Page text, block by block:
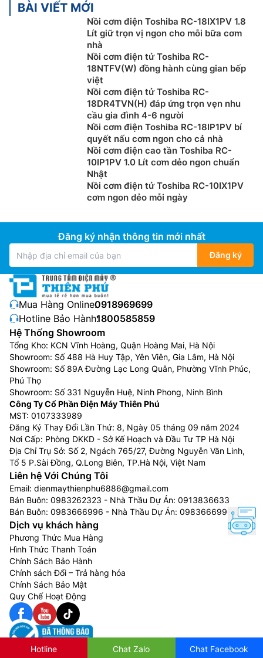
BÀI VIẾT MỚI
Nồi cơm điện Toshiba RC-18IX1PV 1.8
Lít giữ trọn vị ngon cho mỗi bữa cơm
nhà
Nồi cơm điện tử Toshiba RC-
18NTFV(W) đồng hành cùng gian bếp
việt
Nồi cơm điện tử Toshiba RC-
18DR4TVN(H) đáp ứng trọn vẹn nhu
cầu gia đình 4-6 người
Nồi cơm điện Toshiba RC-18IP1PV bí
quyết nấu cơm ngon cho cả nhà
Nồi cơm điện cao tần Toshiba RC-
10IP1PV 1.0 Lít cơm dẻo ngon chuẩn
Nhật
Nồi cơm điện tử Toshiba RC-10IX1PV
cơm ngon dẻo mỗi ngày
Đăng ký nhận thông tin mới nhất
Đăng ký
Mua Hàng Online:0918969699
Hotline Bảo Hành:1800585859
Hệ Thống Showroom
Tổng Kho: KCN Vĩnh Hoàng, Quận Hoàng Mai, Hà Nội
Showroom: Số 488 Hà Huy Tập, Yên Viên, Gia Lâm, Hà Nội
Showroom: Số 89A Đường Lạc Long Quân, Phường Vĩnh Phúc,
Phú Thọ
Showroom: Số 331 Nguyễn Huệ, Ninh Phong, Ninh Bình
Công Ty Cổ Phần Điện Máy Thiên Phú
MST: 0107333989
Đăng Ký Thay Đổi Lần Thứ: 8, Ngày 05 tháng 09 năm 2024
Nơi Cấp: Phòng DKKD - Sở Kế Hoạch và Đầu Tư TP Hà Nội
Địa Chỉ Trụ Sở: Số 2, Ngách 765/27, Đường Nguyễn Văn Linh,
Tổ 5 P.Sài Đồng, Q.Long Biên, TP.Hà Nội, Việt Nam
Liên hệ Với Chúng Tôi
Email: dienmaythienphu6886@gmail.com
Bán Buôn: 0983262323 - Nhà Thầu Dự Án: 0913836633
Bán Buôn: 0983666996 - Nhà Thầu Dự Án: 0983666996
Dịch vụ khách hàng
Phương Thức Mua Hàng
Hình Thức Thanh Toán
Chính Sách Bảo Hành
Chính sách Đổi – Trả hàng hóa
Chính Sách Bảo Mật
Quy Chế Hoạt Động
Hotline Chat Zalo Chat Facebook